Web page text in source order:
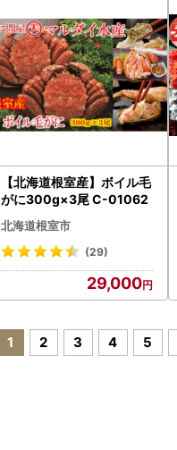
【北海道根室産】ボイル毛
がに300g×3尾 C-01062
北海道根室市
(29)
29,000
1 2 3 4 5